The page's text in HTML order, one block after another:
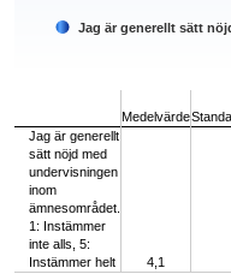
Jag är generellt sätt
Medelvärde
Jag är generellt
sätt nöjd med
undervisningen
inom
ämnesområdet.
1: Instämmer
inte alls, 5:
Instämmer helt
4,1